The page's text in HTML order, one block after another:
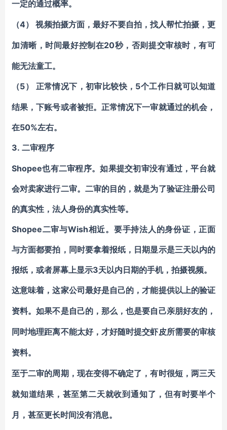
一定的通过概率。
（4）视频拍摄方面，最好不要自拍，找人帮忙拍摄，更
加清晰，时间最好控制在20秒，否则提交审核时，有可
能无法童工。
（5）
正常情况下，初审比较快， 5个工作日就可以知道
结果，下账号或者被拒。正常情况下一审就通过的机会，
在50%左右。
3. 二审程序
Shopee也有二审程序。如果提交初审没有通过，平台就
会对卖家进行二审。二审的目的，就是为了验证注册公司
的真实性，法人身份的真实性等。
Shopee二审与Wish相近。要手持法人的身份证，正面
与方面都要拍，同时要拿着报纸，日期显示是三天以内的
报纸，或者屏幕上显示3天以内日期的手机，拍摄视频。
这意味着，这家公司最好是自己的，才能提供以上的验证
资料。如果不是自己的，那么，也是要自己亲朋好友的，
同时地理距离不能太好，才好随时提交虾皮所需要的审核
资料。
至于二审的周期，现在变得不确定了，有时很短，两三天
就知道结果，甚至第二天就收到通知了，但有时要半个
月，甚至更长时间没有消息。